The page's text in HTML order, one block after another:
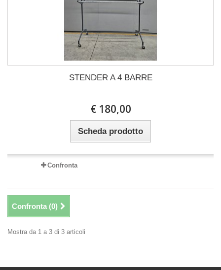
STENDER A 4 BARRE
€ 180,00
Scheda prodotto
Confronta
Confronta (0)
Mostra da 1 a 3 di 3 articoli